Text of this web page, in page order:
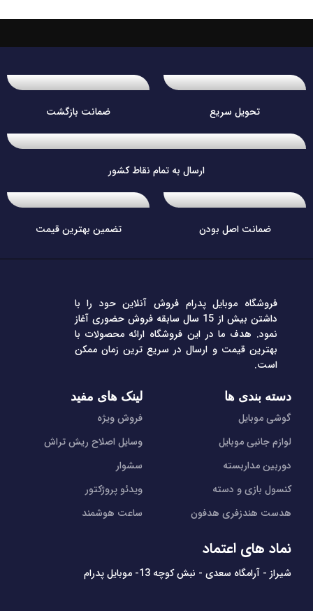
تحویل سریع ضمانت بازگشت
ارسال به تمام نقاط کشور
ضمانت اصل بودن تضمین بهترین قیمت
فروشگاه موبایل پدرام فروش آنلاین حود را با
داشتن بیش از 15 سال سابقه فروش حضوری آغاز
نمود. هدف ما در این فروشگاه ارائه محصولات با
بهترین قیمت و ارسال در سریع ترین زمان ممکن
است.
دسته بندی ها
گوشی موبایل
لوازم جانبی موبایل
دوربین مداربسته
کنسول بازی و دسته
هدست هندزفری هدفون
لینک های مفید
فروش ویژه
وسایل اصلاح ریش تراش
سشوار
ویدئو پروژکتور
ساعت هوشمند
نماد های اعتماد
شیراز - آرامگاه سعدی - نبش کوچه 13- موبایل پدرام